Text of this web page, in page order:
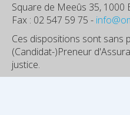
Square de Meeûs 35, 1000
Fax : 02 547 59 75 -
Ces dispositions sont sans
(Candidat-)Preneur
justice.